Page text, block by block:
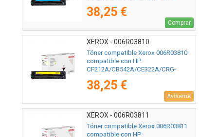
38,25 €
Comprar
XEROX - 006R03810
Tóner compatible Xerox 006R03810
compatible con HP
CF212A/CB542A/CE322A/CRG-
Amarillo
38,25 €
Avísame
XEROX - 006R03811
Tóner compatible Xerox 006R03811
compatible con HP